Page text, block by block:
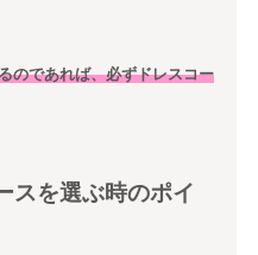
のであれば、必ずドレスコー
スを選ぶ時のポイ